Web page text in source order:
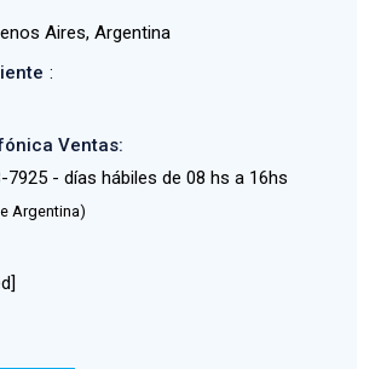
Aires, Argentina
:
Ventas:
7925 - días hábiles de 08 hs a 16hs
Argentina)